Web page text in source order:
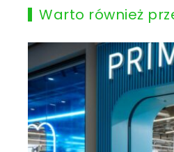
Warto również